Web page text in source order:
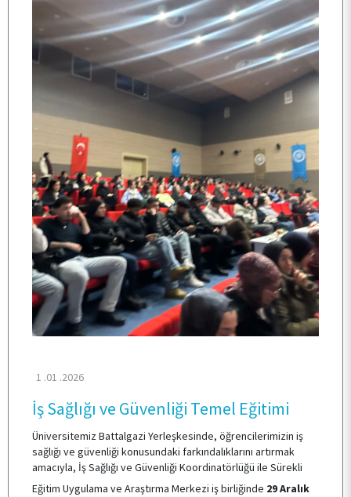
ANASAYFA
KURUMSAL
PERSONEL
KALİTE
TOPLUMSAL KATKI
E-HİZMET
1 .01 .2026
İş Sağlığı ve Güvenliği Temel Eğitimi
Üniversitemiz Battalgazi Yerleşkesinde, öğrencilerimizin iş
sağlığı ve güvenliği konusundaki farkındalıklarını artırmak
amacıyla, İş Sağlığı ve Güvenliği Koordinatörlüğü ile Sürekli
Eğitim Uygulama ve Araştırma Merkezi iş birliğinde 29 Aralık